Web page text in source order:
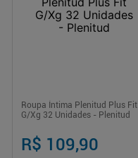
Roupa Íntima Plenitud Plus Fit
G/Xg 32 Unidades - Plenitud
R$ 109,90